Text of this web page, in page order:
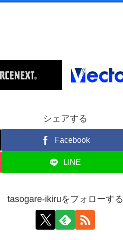
シェアする
Facebook
LINE
tasogare-ikiruをフォローする